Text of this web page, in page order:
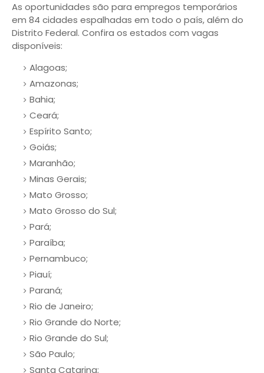
As oportunidades são para empregos temporários
em 84 cidades espalhadas em todo o país, além do
Distrito Federal. Confira os estados com vagas
disponíveis:
Alagoas;
Amazonas;
Bahia;
Ceará;
Espírito Santo;
Goiás;
Maranhão;
Minas Gerais;
Mato Grosso;
Mato Grosso do Sul;
Pará;
Paraíba;
Pernambuco;
Piauí;
Paraná;
Rio de Janeiro;
Rio Grande do Norte;
Rio Grande do Sul;
São Paulo;
Santa Catarina;